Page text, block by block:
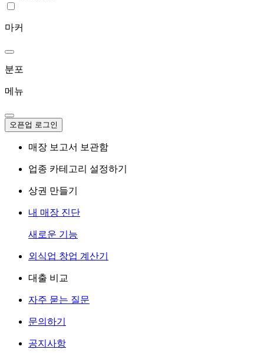
마커
분포
메뉴
오픈업 로그인
매장 보고서 보관함
업종 카테고리 설정하기
상권 만들기
내 매장 진단
새로운 기능
외식업 창업 계산기
대출 비교
자주 묻는 질문
문의하기
공지사항